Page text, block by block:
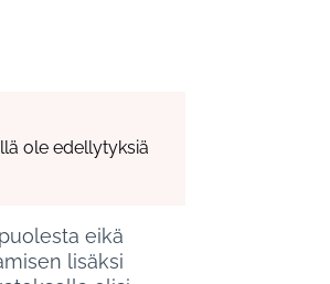
ole edellytyksiä
eikä
lisäksi